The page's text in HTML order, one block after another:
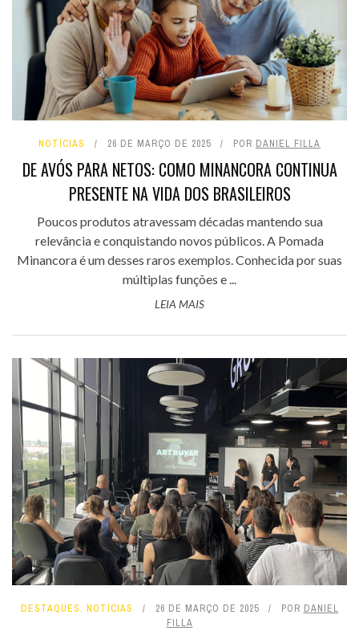
NOTÍCIAS 26 DE MARÇO DE 2025 POR DANIEL FILLA
DE AVÓS PARA NETOS: COMO MINANCORA CONTINUA
PRESENTE NA VIDA DOS BRASILEIROS
Poucos produtos atravessam décadas mantendo sua
relevância e conquistando novos públicos. A Pomada
Minancora é um desses raros exemplos. Conhecida por suas
múltiplas funções e ...
LEIA MAIS
DESTAQUES, NOTÍCIAS 26 DE MARÇO DE 2025 POR DANIEL
FILLA